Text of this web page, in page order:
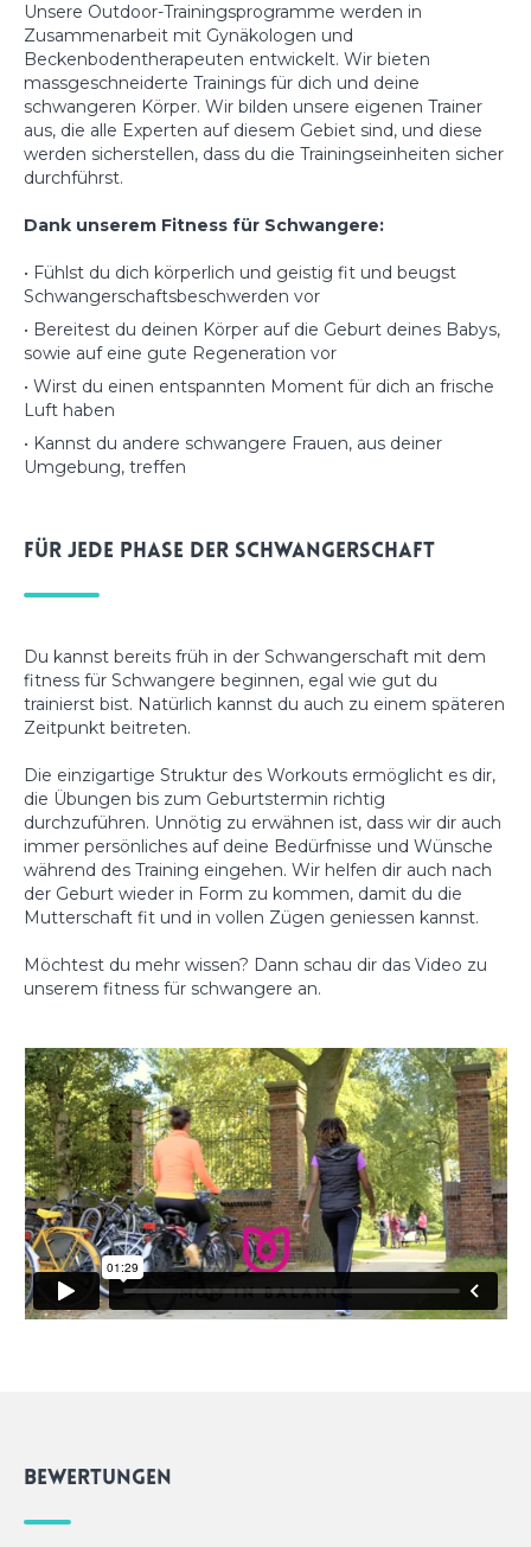
Unsere Outdoor-Trainingsprogramme werden in
Zusammenarbeit mit Gynäkologen und
Beckenbodentherapeuten entwickelt. Wir bieten
massgeschneiderte Trainings für dich und deine
schwangeren Körper. Wir bilden unsere eigenen Trainer
aus, die alle Experten auf diesem Gebiet sind, und diese
werden sicherstellen, dass du die Trainingseinheiten sicher
durchführst.
Dank unserem Fitness für Schwangere:
• Fühlst du dich körperlich und geistig fit und beugst
Schwangerschaftsbeschwerden vor
• Bereitest du deinen Körper auf die Geburt deines Babys,
sowie auf eine gute Regeneration vor
• Wirst du einen entspannten Moment für dich an frische
Luft haben
• Kannst du andere schwangere Frauen, aus deiner
Umgebung, treffen
Für jede Phase der Schwangerschaft
Du kannst bereits früh in der Schwangerschaft mit dem
fitness für Schwangere beginnen, egal wie gut du
trainierst bist. Natürlich kannst du auch zu einem späteren
Zeitpunkt beitreten.
Die einzigartige Struktur des Workouts ermöglicht es dir,
die Übungen bis zum Geburtstermin richtig
durchzuführen. Unnötig zu erwähnen ist, dass wir dir auch
immer persönliches auf deine Bedürfnisse und Wünsche
während des Training eingehen. Wir helfen dir auch nach
der Geburt wieder in Form zu kommen, damit du die
Mutterschaft fit und in vollen Zügen geniessen kannst.
Möchtest du mehr wissen? Dann schau dir das Video zu
unserem fitness für schwangere an.
Bewertungen